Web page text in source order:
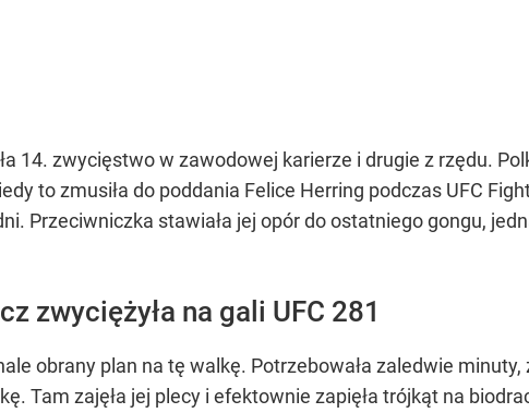
14. zwycięstwo w zawodowej karierze i drugie z rzędu.
to zmusiła do poddania Felice Herring podczas UFC
Przeciwniczka stawiała jej opór do ostatniego gongu,
zwyciężyła na gali UFC 281
obrany plan na tę walkę. Potrzebowała zaledwie
Tam zajęła jej plecy i efektownie zapięła trójkąt na